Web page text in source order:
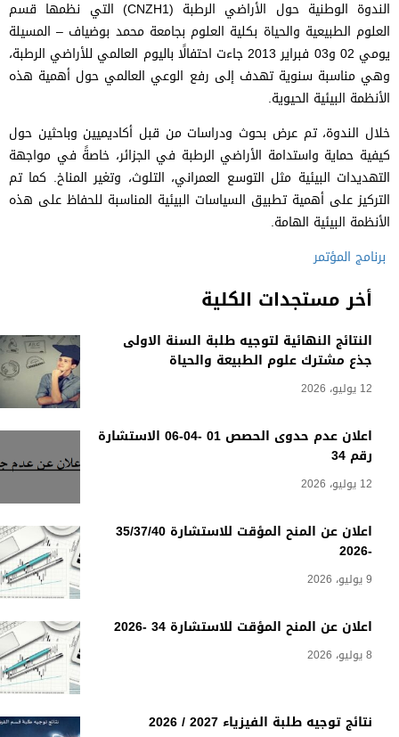
أخر مستجدات الكلية
النتائج النهائية لتوجيه طلبة السنة الاولى
جذع مشترك علوم الطبيعة والحياة
12 يوليو، 2026
اعلان عدم حدوى الحصص 01 -04-06 الاستشارة
رقم 34
12 يوليو، 2026
اعلان عن المنح المؤقت للاستشارة 35/37/40
-2026
9 يوليو، 2026
اعلان عن المنح المؤقت للاستشارة 34 -2026
8 يوليو، 2026
نتائج توجيه طلبة الفيزياء 2027 / 2026
الندوة الوطنية حول الأراضي الرطبة (CNZH1) التي نظمها قسم
العلوم الطبيعية والحياة بكلية العلوم بجامعة محمد بوضياف – المسيلة
يومي 02 و03 فبراير 2013 جاءت احتفالًا باليوم العالمي للأراضي الرطبة،
وهي مناسبة سنوية تهدف إلى رفع الوعي العالمي حول أهمية هذه
الأنظمة البيئية الحيوية.
خلال الندوة، تم عرض بحوث ودراسات من قبل أكاديميين وباحثين حول
كيفية حماية واستدامة الأراضي الرطبة في الجزائر، خاصةً في مواجهة
التهديدات البيئية مثل التوسع العمراني، التلوث، وتغير المناخ. كما تم
التركيز على أهمية تطبيق السياسات البيئية المناسبة للحفاظ على هذه
الأنظمة البيئية الهامة.
برنامج المؤتمر